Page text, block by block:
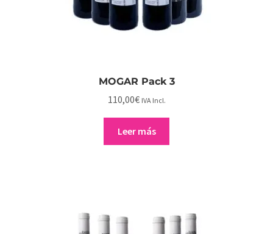
MOGAR Pack 3
110,00€ IVA Incl.
Leer más